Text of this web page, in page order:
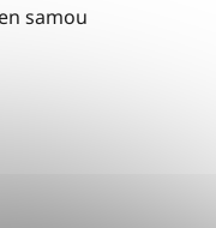
samou